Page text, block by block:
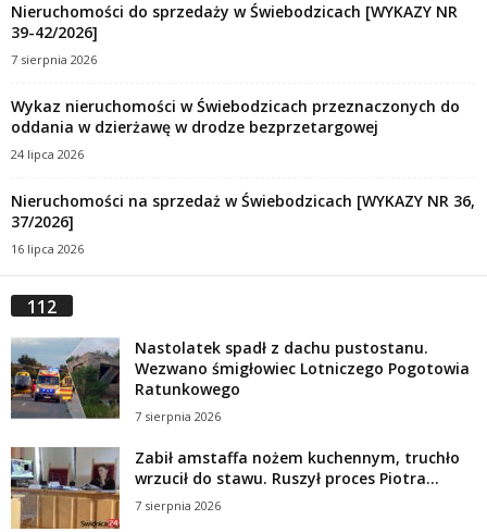
Nieruchomości do sprzedaży w Świebodzicach [WYKAZY NR
39-42/2026]
7 sierpnia 2026
Wykaz nieruchomości w Świebodzicach przeznaczonych do
oddania w dzierżawę w drodze bezprzetargowej
24 lipca 2026
Nieruchomości na sprzedaż w Świebodzicach [WYKAZY NR 36,
37/2026]
16 lipca 2026
112
Nastolatek spadł z dachu pustostanu.
Wezwano śmigłowiec Lotniczego Pogotowia
Ratunkowego
7 sierpnia 2026
Zabił amstaffa nożem kuchennym, truchło
wrzucił do stawu. Ruszył proces Piotra...
7 sierpnia 2026